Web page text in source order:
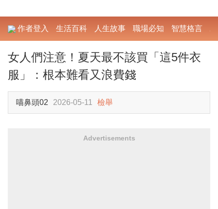
作者登入 生活百科 人生故事 職場必知 智慧格言
女人們注意！夏天最不該買「這5件衣
服」：根本難看又浪費錢
喵鼻頭02 2026-05-11 檢舉
Advertisements